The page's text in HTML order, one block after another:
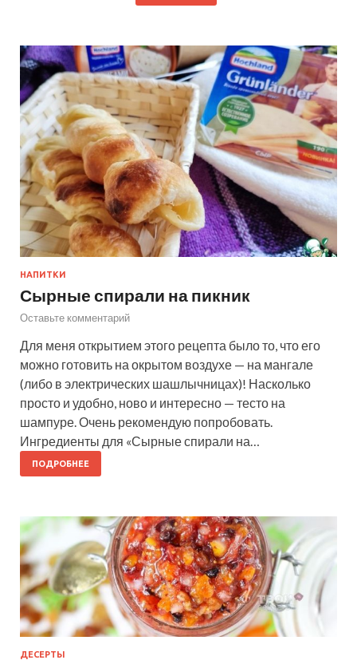
НАПИТКИ
Сырные спирали на пикник
Оставьте комментарий
Для меня открытием этого рецепта было то, что его
можно готовить на окрытом воздухе — на мангале
(либо в электрических шашлычницах)! Насколько
просто и удобно, ново и интересно — тесто на
шампуре. Очень рекомендую попробовать.
Ингредиенты для «Сырные спирали на…
ПОДРОБНЕЕ
ДЕСЕРТЫ